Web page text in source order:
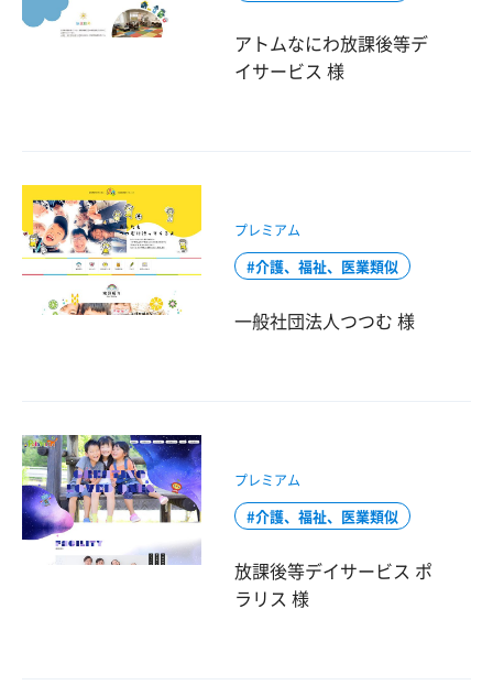
アトムなにわ放課後等デ
イサービス 様
プレミアム
介護、福祉、医業類似
一般社団法人つつむ 様
プレミアム
介護、福祉、医業類似
放課後等デイサービス ポ
ラリス 様